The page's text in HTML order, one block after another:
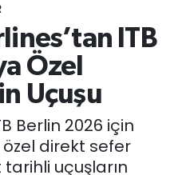
ITB
Özel
Uçuşu
Berlin 2026 için
özel direkt sefer
uçuşların
ve Fikstür